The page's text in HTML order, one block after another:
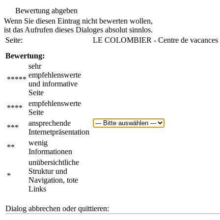
Bewertung abgeben
Wenn Sie diesen Eintrag nicht bewerten wollen,
ist das Aufrufen dieses Dialoges absolut sinnlos.
Seite:
LE COLOMBIER - Centre de vacances
Bewertung:
*****
sehr
empfehlenswerte
und informative
Seite
****
empfehlenswerte
Seite
***
ansprechende
Internetpräsentation
**
wenig
Informationen
*
unübersichtliche
Struktur und
Navigation, tote
Links
Dialog abbrechen oder quittieren: